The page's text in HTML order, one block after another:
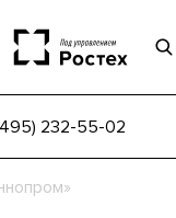
232-55-02